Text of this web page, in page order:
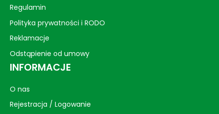
Regulamin
Polityka prywatności i RODO
Reklamacje
Odstąpienie od umowy
INFORMACJE
O nas
Rejestracja / Logowanie